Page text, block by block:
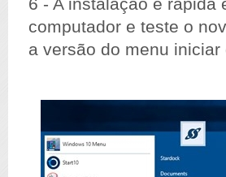
6 - A instalação é rápida
computador e teste o
a versão do menu iniciar